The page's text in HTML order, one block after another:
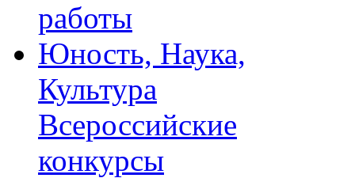
работы
Юность, Наука,
Культура
Всероссийские
конкурсы